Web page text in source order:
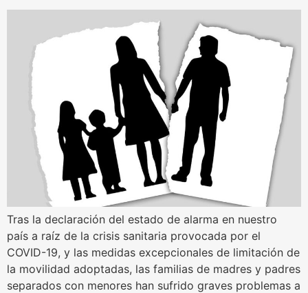
Tras la declaración del estado de alarma en nuestro
país a raíz de la crisis sanitaria provocada por el
COVID-19, y las medidas excepcionales de limitación de
la movilidad adoptadas, las familias de madres y padres
separados con menores han sufrido graves problemas a